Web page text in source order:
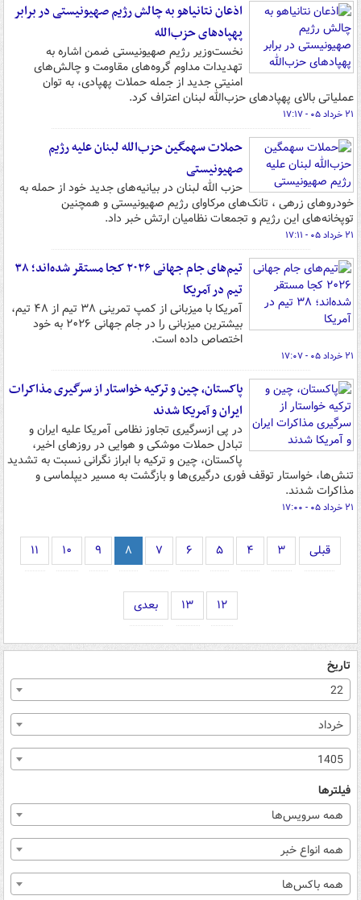
اذعان نتانیاهو به چالش رژیم صهیونیستی در برابر
پهپادهای حزب‌الله
نخست‌وزیر رژیم صهیونیستی ضمن اشاره به
تهدیدات مداوم گروه‌های مقاومت و چالش‌های
امنیتی جدید از جمله حملات پهپادی، به توان
عملیاتی بالای پهپادهای حزب‌الله لبنان اعتراف کرد.
۲۱ خرداد ۰۵ - ۱۷:۱۷
حملات سهمگین حزب‌الله لبنان علیه رژیم
صهیونیستی
حزب الله لبنان در بیانیه‌های جدید خود از حمله به
خودروهای زرهی ، تانک‌های مرکاوای رژیم صهیونیستی و همچنین
توپخانه‌های این رژیم و تجمعات نظامیان ارتش خبر داد.
۲۱ خرداد ۰۵ - ۱۷:۱۱
تیم‌های جام جهانی ۲۰۲۶ کجا مستقر شده‌اند؛ ۳۸
تیم در آمریکا
آمریکا با میزبانی از کمپ تمرینی ۳۸ تیم از ۴۸ تیم،
بیشترین میزبانی را در جام جهانی ۲۰۲۶ به خود
اختصاص داده است.
۲۱ خرداد ۰۵ - ۱۷:۰۷
پاکستان، چین و ترکیه خواستار از سرگیری مذاکرات
ایران و آمریکا شدند
در پی ازسرگیری تجاوز نظامی آمریکا علیه ایران و
تبادل حملات موشکی و هوایی در روزهای اخیر،
پاکستان، چین و ترکیه با ابراز نگرانی نسبت به تشدید
تنش‌ها، خواستار توقف فوری درگیری‌ها و بازگشت به مسیر دیپلماسی و
مذاکرات شدند.
۲۱ خرداد ۰۵ - ۱۷:۰۰
قبلی ۳ ۴ ۵ ۶ ۷ ۸ ۹ ۱۰ ۱۱
۱۲ ۱۳ بعدی
تاریخ
22
خرداد
1405
فیلترها
همه سرویس‌ها
همه انواع خبر
همه باکس‌ها